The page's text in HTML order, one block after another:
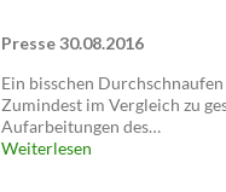
Presse 30.08.2016
Ein bisschen Durchschnaufen
Zumindest im Vergleich zu
Aufarbeitungen des…
Weiterlesen